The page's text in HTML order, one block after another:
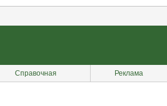
Справочная Реклама